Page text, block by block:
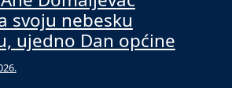
svoju nebesku
ujedno Dan općine